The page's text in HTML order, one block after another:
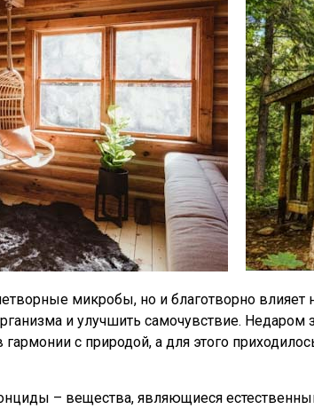
микробы, но и благотворно
и улучшить самочувствие.
с природой, а для этого
– вещества, являющиеся